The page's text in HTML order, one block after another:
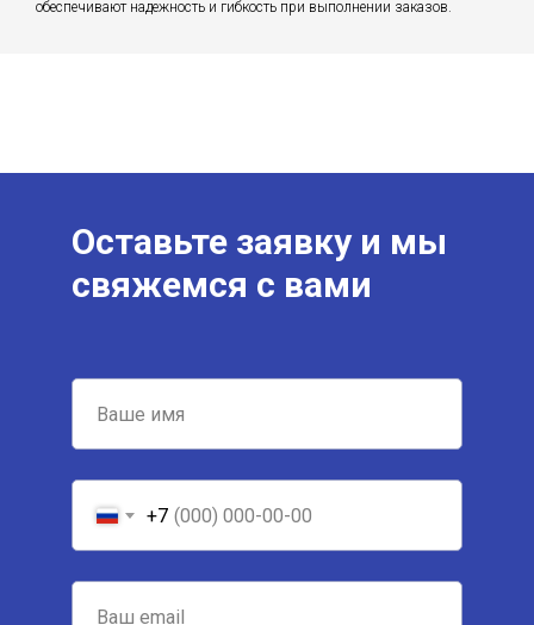
обеспечивают надежность и гибкость при выполнении заказов.
Оставьте заявку и мы
свяжемся с вами
+7